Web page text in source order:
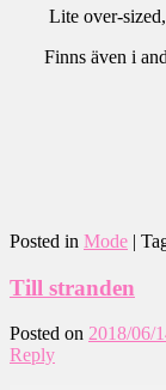
Lite over-
Finns även i
Posted in Mode |
Till stranden
Posted on 2018/06/
Reply